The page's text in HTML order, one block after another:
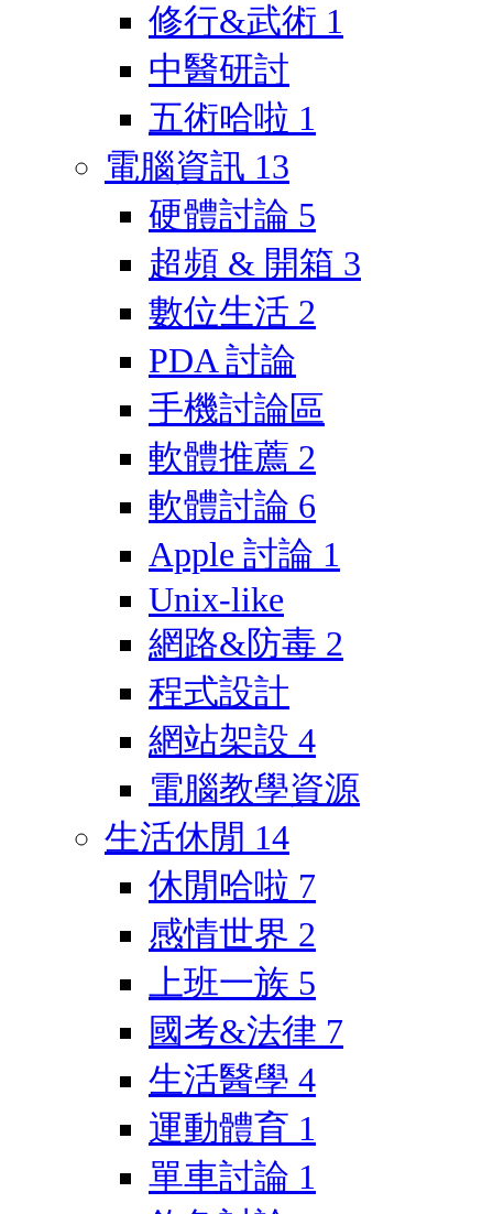
修行&武術 1
中醫研討
五術哈啦 1
電腦資訊 13
硬體討論 5
超頻 & 開箱 3
數位生活 2
PDA 討論
手機討論區
軟體推薦 2
軟體討論 6
Apple 討論 1
Unix-like
網路&防毒 2
程式設計
網站架設 4
電腦教學資源
生活休閒 14
休閒哈啦 7
感情世界 2
上班一族 5
國考&法律 7
生活醫學 4
運動體育 1
單車討論 1